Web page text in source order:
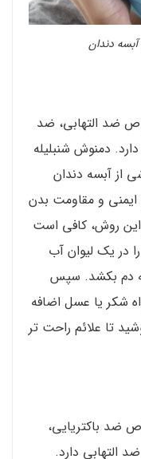
دندان
ضد التهابی، ضد
دمنوش شنبلیله
از آبسه دندان
و مقاومت بدن
این روش، کافی است
در یک لیوان آب
بگذارید ۱۰ تا ۱۵ دقیقه دم بکشد. سپس
شکر یا عسل اضافه
تا علائم راحت تر
ضد باکتریایی،
التهابی دارد.